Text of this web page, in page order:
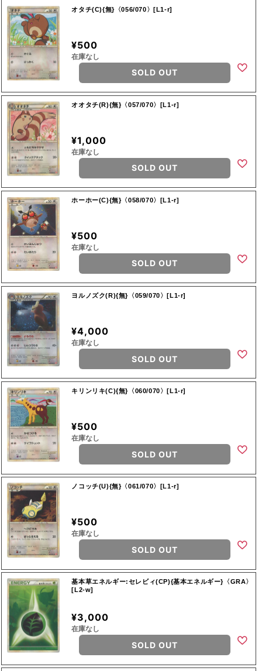
オタチ(C){無}〈056/070〉[L1-r]
¥500
在庫なし
SOLD OUT
オオタチ(R){無}〈057/070〉[L1-r]
¥1,000
在庫なし
SOLD OUT
ホーホー(C){無}〈058/070〉[L1-r]
¥500
在庫なし
SOLD OUT
ヨルノズク(R){無}〈059/070〉[L1-r]
¥4,000
在庫なし
SOLD OUT
キリンリキ(C){無}〈060/070〉[L1-r]
¥500
在庫なし
SOLD OUT
ノコッチ(U){無}〈061/070〉[L1-r]
¥500
在庫なし
SOLD OUT
基本草エネルギー:セレビィ(CP){基本エネルギー}〈GRA〉
[L2-w]
¥3,000
在庫なし
SOLD OUT